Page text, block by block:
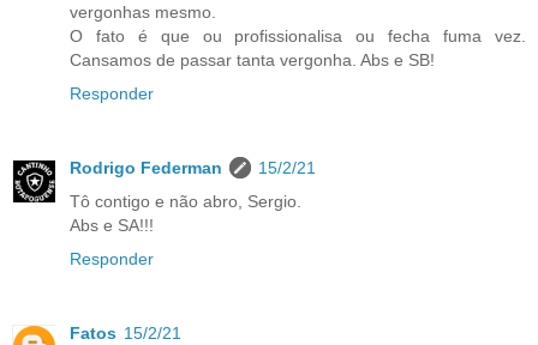
vergonhas mesmo.
O fato é que ou profissionalisa ou fecha fuma vez.
Cansamos de passar tanta vergonha. Abs e SB!
Responder
Rodrigo Federman
15/2/21
Tô contigo e não abro, Sergio.
Abs e SA!!!
Responder
Fatos 15/2/21